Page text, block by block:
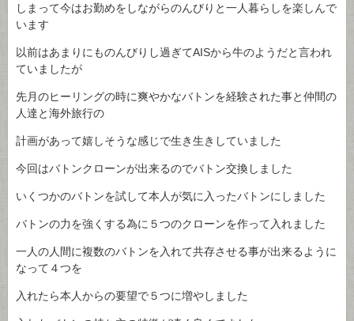
しまって今はお勤めをしながらのんびりと一人暮らしを楽しんで
います
以前はあまりにものんびりし過ぎてAISから牛のようだと言われ
ていましたが
先月のヒーリングの時に爽やかなバトンを経験された事と仲間の
人達と海外旅行の
計画があって嬉しそうな感じで生き生きしていました
今回はバトンクローンが出来るのでバトン交換しました
いくつかのバトンを試して本人が気に入ったバトンにしました
バトンの力を強くする為に５つのクローンを作って入れました
一人の人間に複数のバトンを入れて共存させる事が出来るように
なって４つを
入れたら本人からの要望で５つに増やしました